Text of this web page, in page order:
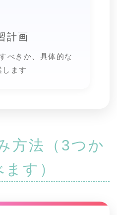
計画
べきか、具体的な
ます
方法（3つか
す）